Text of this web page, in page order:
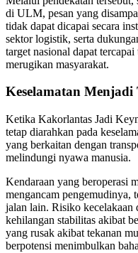
di ULM, pesan yang
tidak dapat dicapai secara
sektor logistik, serta
target nasional dapat
merugikan masyarakat.
Keselamatan
Ketika Kakorlantas Jadi
tetap diarahkan pada
yang berkaitan dengan
melindungi nyawa manusia.
Kendaraan yang beroperasi
mengancam pengemudinya,
jalan lain. Risiko kecelakaan
kehilangan stabilitas akibat
yang rusak akibat tekanan
berpotensi menimbulkan